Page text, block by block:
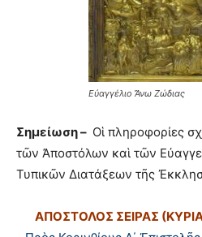
Εὐαγγέλιο Ἄνω Ζώδιας
Σημείωση – Οἱ πληροφορίες
τῶν Ἀποστόλων καὶ τῶν
Τυπικῶν Διατάξεων τῆς
ΑΠΟΣΤΟΛΟΣ ΣΕΙΡΑΣ